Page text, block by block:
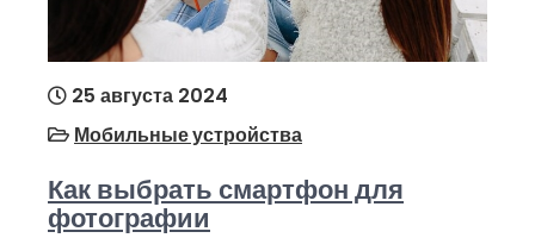
25 августа 2024
Мобильные устройства
Как выбрать смартфон для
фотографии